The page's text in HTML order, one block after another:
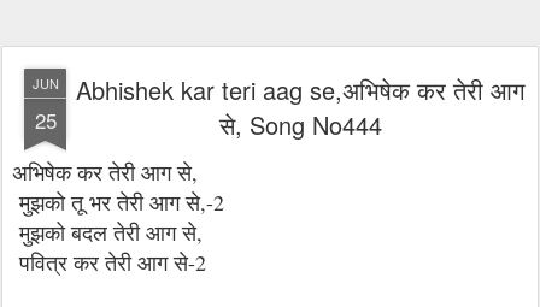
JUN
25
Abhishek kar teri aag se,अभिषेक कर तेरी आग
से, Song No444
अभिषेक कर तेरी आग से,
मुझको तू भर तेरी आग से,-2
मुझको बदल तेरी आग से,
पवित्र कर तेरी आग से-2